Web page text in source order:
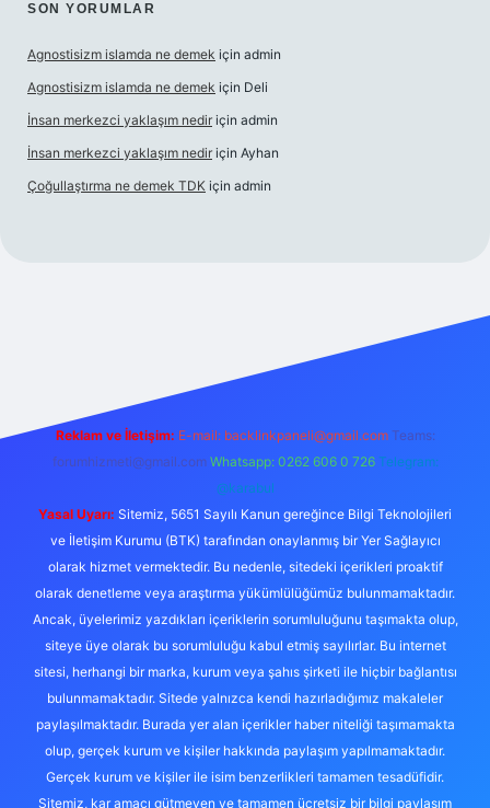
SON YORUMLAR
Agnostisizm islamda ne demek için admin
Agnostisizm islamda ne demek için Deli
İnsan merkezci yaklaşım nedir için admin
İnsan merkezci yaklaşım nedir için Ayhan
Çoğullaştırma ne demek TDK için admin
Reklam ve İletişim: E-mail: backlinkpaneli@gmail.com Teams:
forumhizmeti@gmail.com Whatsapp: 0262 606 0 726 Telegram:
@karabul
Yasal Uyarı: Sitemiz, 5651 Sayılı Kanun gereğince Bilgi Teknolojileri
ve İletişim Kurumu (BTK) tarafından onaylanmış bir Yer Sağlayıcı
olarak hizmet vermektedir. Bu nedenle, sitedeki içerikleri proaktif
olarak denetleme veya araştırma yükümlülüğümüz bulunmamaktadır.
Ancak, üyelerimiz yazdıkları içeriklerin sorumluluğunu taşımakta olup,
siteye üye olarak bu sorumluluğu kabul etmiş sayılırlar. Bu internet
sitesi, herhangi bir marka, kurum veya şahıs şirketi ile hiçbir bağlantısı
bulunmamaktadır. Sitede yalnızca kendi hazırladığımız makaleler
paylaşılmaktadır. Burada yer alan içerikler haber niteliği taşımamakta
olup, gerçek kurum ve kişiler hakkında paylaşım yapılmamaktadır.
Gerçek kurum ve kişiler ile isim benzerlikleri tamamen tesadüfidir.
Sitemiz, kar amacı gütmeyen ve tamamen ücretsiz bir bilgi paylaşım